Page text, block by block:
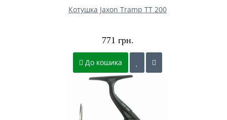
Котушка Jaxon Tramp TT 200
771 грн.
До кошика